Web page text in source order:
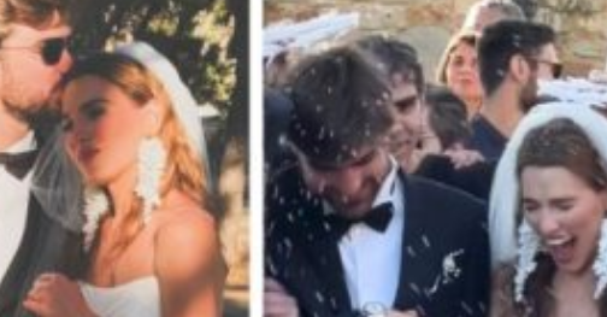
του 26χρονου Αφγανού: Από τη Μόρια στην Οικογένεια και την
για την αποτυχία ως μητέρα και οι πληγές από την κηδεμονία